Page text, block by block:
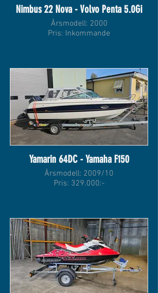
Nimbus 22 Nova - Volvo Penta 5.0Gi
Årsmodell: 2000
Pris: Inkommande
Yamarin 64DC - Yamaha F150
Årsmodell: 2009/10
Pris: 329.000:-